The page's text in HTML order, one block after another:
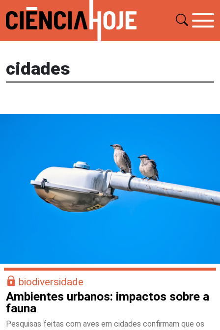
cidades
biodiversidade
Ambientes urbanos: impactos sobre a
fauna
Pesquisas feitas com aves em cidades confirmam que os